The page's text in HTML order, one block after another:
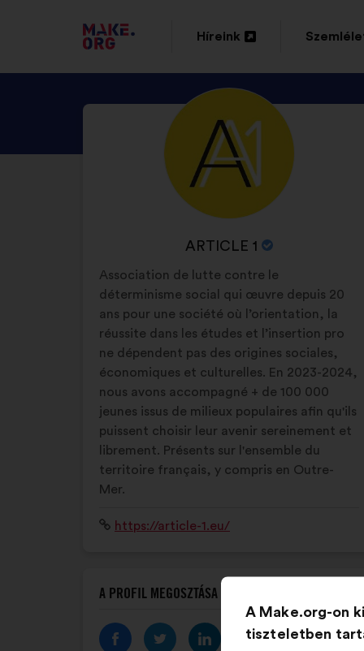
TOVÁBB
A
MAKE.ORG
FŐOLDALÁRA
Híreink
megnyitása
NÉZZE
MEG
ARTICLE
PROFILJÁT
A
SZERVEZET
NEVE:
ARTICLE 1
Önéletrajz:
Association de lutte contre le
déterminisme social qui œuvre depuis 20
ans pour une société où l’orientation, la
réussite dans les études et l’insertion pro
ne dépendent pas des origines sociales,
économiques et culturelles. En 2023-2024,
nous avons accompagné + de 100 000
jeunes issus de milieux populaires afin qu'ils
puissent choisir leur avenir sereinement et
librement. Présents sur l'ensemble du
territoire français, y compris en Outre-
Mer.
Weboldal:
https://article-1.eu/
A PROFIL MEGOSZTÁSA
A Make.org-on
tiszteletben